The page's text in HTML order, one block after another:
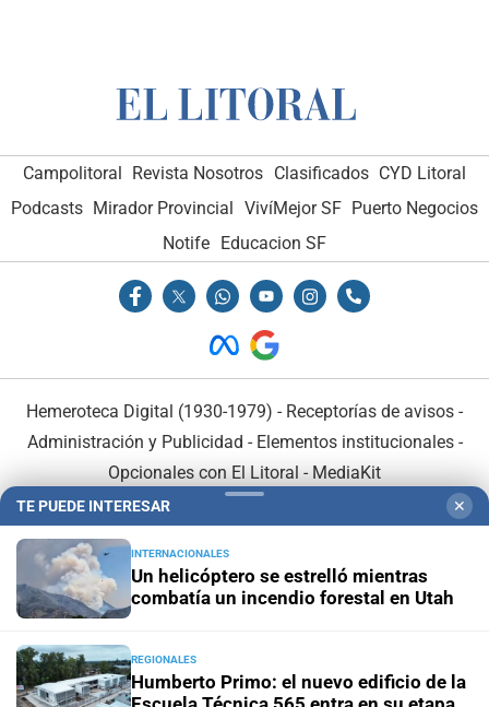
Campolitoral Revista Nosotros Clasificados CYD Litoral
Podcasts Mirador Provincial VivíMejor SF Puerto Negocios
Notife Educacion SF
Hemeroteca Digital (1930-1979) - Receptorías de avisos -
Administración y Publicidad - Elementos institucionales-
Opcionales con El Litoral - MediaKit
En Asociación con:
TE PUEDE INTERESAR ✕
INTERNACIONALES
Un helicóptero se estrelló mientras
combatía un incendio forestal en Utah
REGIONALES
Humberto Primo: el nuevo edificio de la